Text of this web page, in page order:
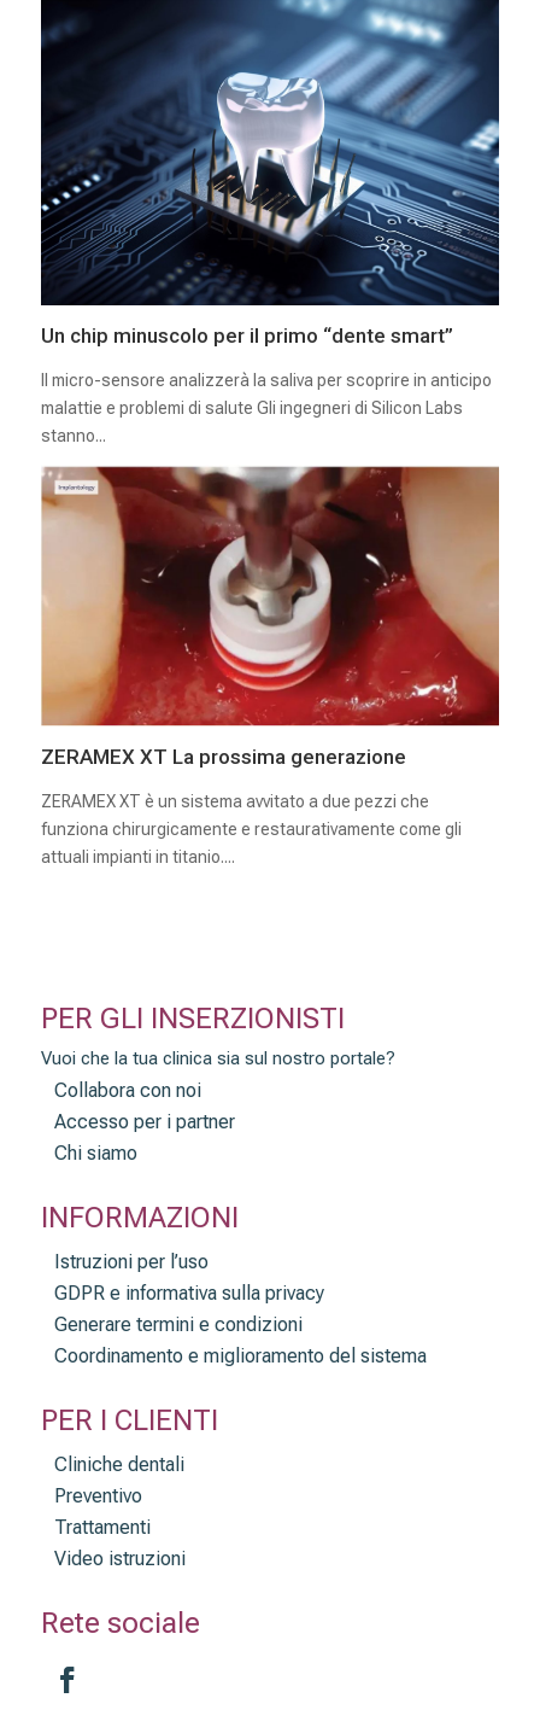
Un chip minuscolo per il primo “dente smart”
Il micro-sensore analizzerà la saliva per scoprire in anticipo
malattie e problemi di salute Gli ingegneri di Silicon Labs
stanno...
ZERAMEX XT La prossima generazione
ZERAMEX XT è un sistema avvitato a due pezzi che
funziona chirurgicamente e restaurativamente come gli
attuali impianti in titanio....
PER GLI INSERZIONISTI
Vuoi che la tua clinica sia sul nostro portale?
Collabora con noi
Accesso per i partner
Chi siamo
INFORMAZIONI
Istruzioni per l’uso
GDPR e informativa sulla privacy
Generare termini e condizioni
Coordinamento e miglioramento del sistema
PER I CLIENTI
Cliniche dentali
Preventivo
Trattamenti
Video istruzioni
Rete sociale